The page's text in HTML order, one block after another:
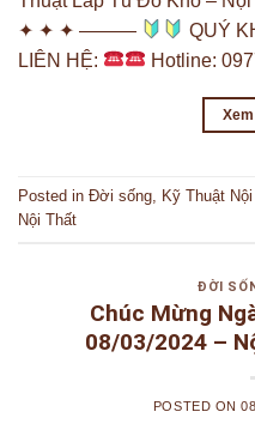
✦ ✦ ✦ ———
QUÝ
LIÊN HỆ:
Hotline:
Posted in Đời sống, Kỹ Thuật
Nội Thất
ĐỜI
Chúc Mừng
08/03/2024 –
POSTED ON